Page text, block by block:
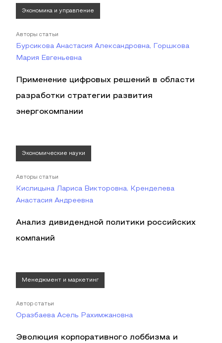
Экономика и управление
Авторы статьи
Бурсикова Анастасия Александровна, Горшкова
Мария Евгеньевна
Применение цифровых решений в области
разработки стратегии развития
энергокомпании
Экономические науки
Авторы статьи
Кислицына Лариса Викторовна, Кренделева
Анастасия Андреевна
Анализ дивидендной политики российских
компаний
Менеджмент и маркетинг
Автор статьи
Оразбаева Асель Рахимжановна
Эволюция корпоративного лоббизма и